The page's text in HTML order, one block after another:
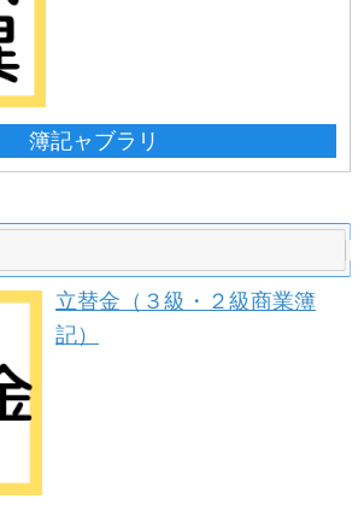
簿記ャブラリ
立替金（３級・２級商業簿
記）